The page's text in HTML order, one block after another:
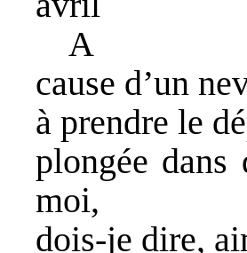
A
cause d’un
à prendre le
plongée
moi,
dois-je dire,